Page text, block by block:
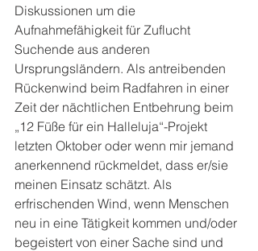
Diskussionen um die
Aufnahmefähigkeit für Zuflucht
Suchende aus anderen
Ursprungsländern. Als antreibenden
Rückenwind beim Radfahren in einer
Zeit der nächtlichen Entbehrung beim
„12 Füße für ein Halleluja“-Projekt
letzten Oktober oder wenn mir jemand
anerkennend rückmeldet, dass er/sie
meinen Einsatz schätzt. Als
erfrischenden Wind, wenn Menschen
neu in eine Tätigkeit kommen und/oder
begeistert von einer Sache sind und